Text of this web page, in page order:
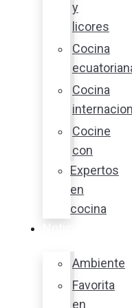
y
licores
Cocina
Cocina
Cocine
con
Expertos
en
cocina
Ambiente
Favorita
en